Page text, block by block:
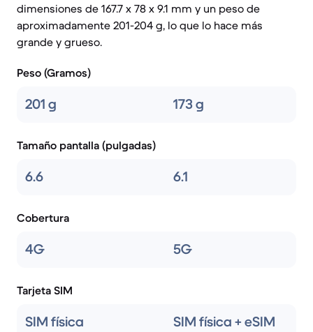
dimensiones de 167.7 x 78 x 9.1 mm y un peso de
aproximadamente 201-204 g, lo que lo hace más
grande y grueso.
Peso (Gramos)
201 g 173 g
Tamaño pantalla (pulgadas)
6.6 6.1
Cobertura
4G 5G
Tarjeta SIM
SIM física SIM física + eSIM